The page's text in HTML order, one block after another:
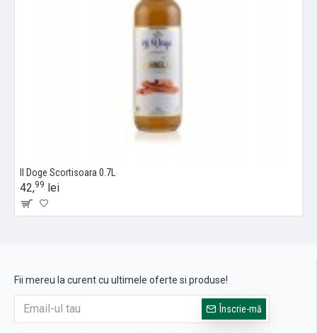
Il Doge Scortisoara 0.7L
42,99 lei
Fii mereu la curent cu ultimele oferte si produse!
Înscrie-mă